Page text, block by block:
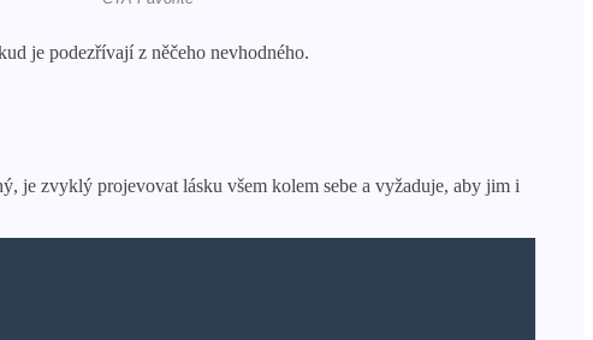
je podezřívají z něčeho nevhodného.
je zvyklý projevovat lásku všem kolem sebe a vyžaduje, aby jim i